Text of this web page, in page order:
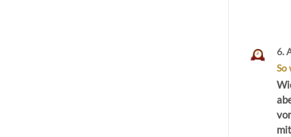
6.
So